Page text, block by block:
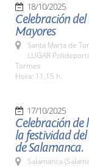
18/10/2025
Celebración
Mayores
Santa Marta de
LUGAR
Tormes
Hora: 11,15 h.
17/10/2025
Celebración de
la festividad del
de Salamanca.
Salamanca